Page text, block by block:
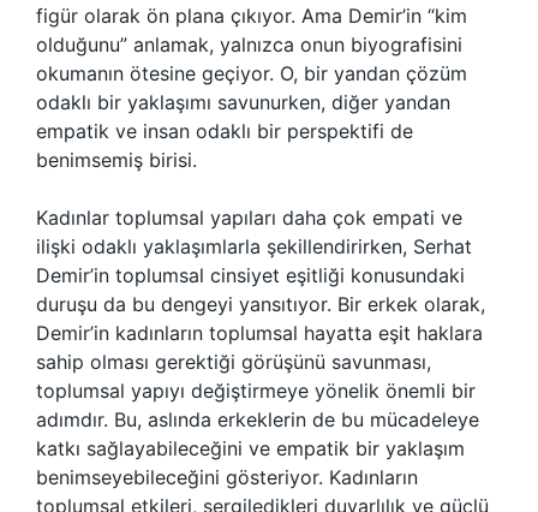
figür olarak ön plana çıkıyor. Ama Demir’in “kim
olduğunu” anlamak, yalnızca onun biyografisini
okumanın ötesine geçiyor. O, bir yandan çözüm
odaklı bir yaklaşımı savunurken, diğer yandan
empatik ve insan odaklı bir perspektifi de
benimsemiş birisi.
Kadınlar toplumsal yapıları daha çok empati ve
ilişki odaklı yaklaşımlarla şekillendirirken, Serhat
Demir’in toplumsal cinsiyet eşitliği konusundaki
duruşu da bu dengeyi yansıtıyor. Bir erkek olarak,
Demir’in kadınların toplumsal hayatta eşit haklara
sahip olması gerektiği görüşünü savunması,
toplumsal yapıyı değiştirmeye yönelik önemli bir
adımdır. Bu, aslında erkeklerin de bu mücadeleye
katkı sağlayabileceğini ve empatik bir yaklaşım
benimseyebileceğini gösteriyor. Kadınların
toplumsal etkileri, sergiledikleri duyarlılık ve güçlü